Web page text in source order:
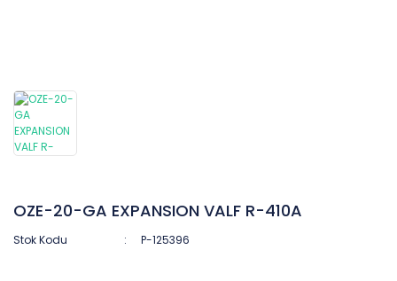
OZE-20-GA EXPANSION VALF R-410A
Stok Kodu P-125396